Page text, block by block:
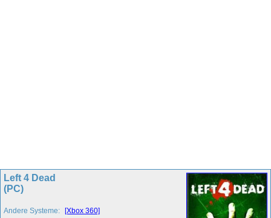
Left 4 Dead
(PC)
Andere Systeme: [Xbox 360]